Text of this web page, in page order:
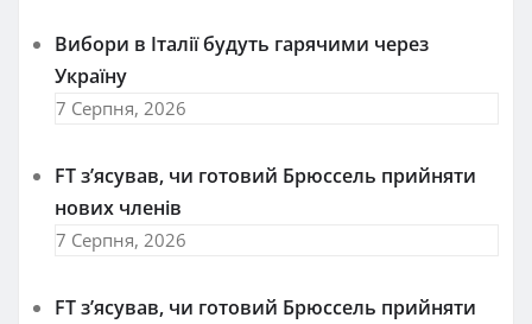
Вибори в Італії будуть гарячими через
Україну
7 Серпня, 2026
FT зʼясував, чи готовий Брюссель прийняти
нових членів
7 Серпня, 2026
FT зʼясував, чи готовий Брюссель прийняти